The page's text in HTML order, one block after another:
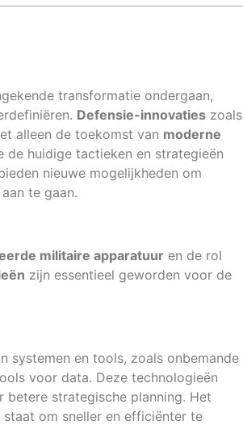
transformatie ondergaan,
Defensie-innovaties zoals
alleen de toekomst van moderne
de huidige tactieken en strategieën
nieuwe mogelijkheden om
te gaan.
militaire apparatuur en de rol
zijn essentieel geworden voor de
systemen en tools, zoals onbemande
voor data. Deze technologieën
strategische planning. Het
staat om sneller en efficiënter te